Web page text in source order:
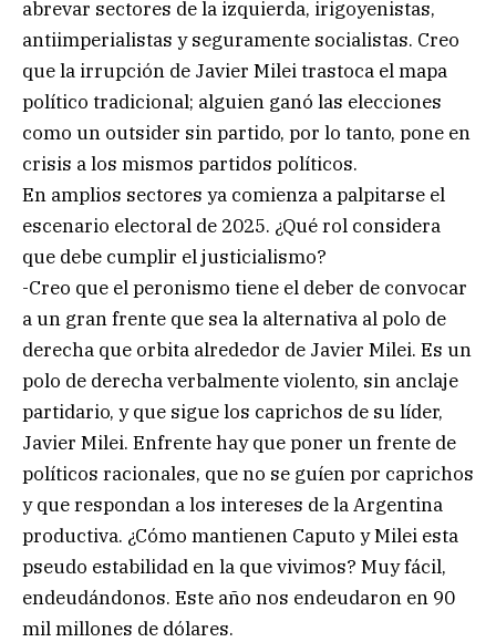
abrevar sectores de la izquierda, irigoyenistas,
antiimperialistas y seguramente socialistas. Creo
que la irrupción de Javier Milei trastoca el mapa
político tradicional; alguien ganó las elecciones
como un outsider sin partido, por lo tanto, pone en
crisis a los mismos partidos políticos.
En amplios sectores ya comienza a palpitarse el
escenario electoral de 2025. ¿Qué rol considera
que debe cumplir el justicialismo?
-Creo que el peronismo tiene el deber de convocar
a un gran frente que sea la alternativa al polo de
derecha que orbita alrededor de Javier Milei. Es un
polo de derecha verbalmente violento, sin anclaje
partidario, y que sigue los caprichos de su líder,
Javier Milei. Enfrente hay que poner un frente de
políticos racionales, que no se guíen por caprichos
y que respondan a los intereses de la Argentina
productiva. ¿Cómo mantienen Caputo y Milei esta
pseudo estabilidad en la que vivimos? Muy fácil,
endeudándonos. Este año nos endeudaron en 90
mil millones de dólares.